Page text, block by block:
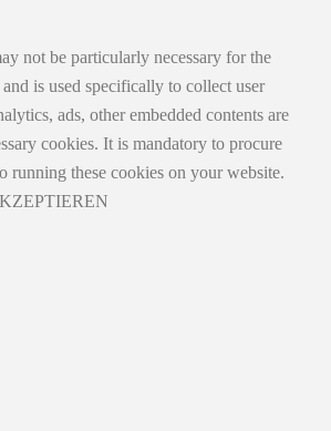
not be particularly necessary for the
is used specifically to collect user
ads, other embedded contents are
cookies. It is mandatory to procure
running these cookies on your website.